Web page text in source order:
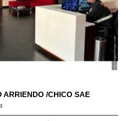
ARRIENDO /CHICO SAE